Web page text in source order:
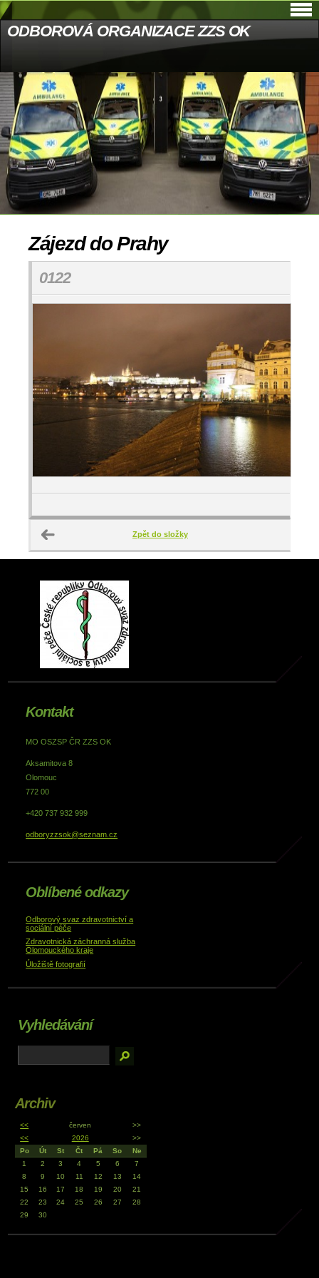
ODBOROVÁ ORGANIZACE ZZS OK
Zájezd do Prahy
0122
Zpět do složky
Kontakt
MO OSZSP ČR ZZS OK
Aksamitova 8
Olomouc
772 00
+420 737 932 999
odboryzzsok@seznam.cz
Oblíbené odkazy
Odborový svaz zdravotnictví a
sociální péče
Zdravotnická záchranná služba
Olomouckého kraje
Úložiště fotografií
Vyhledávání
Archiv
<< červen
>>
<<
2026
>>
Po
Út St Čt Pá So
Ne
1
2 3 4 5 6
7
8
9 10 11 12 13
14
15
16 17 18 19 20
21
22
23 24 25 26 27
28
29
30